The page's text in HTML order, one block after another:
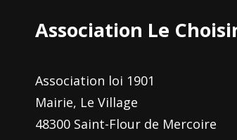
Association Le
Association loi 1901
Mairie, Le Village
48300 Saint-Flour de Mercoire